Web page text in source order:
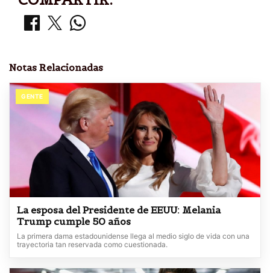
Notas Relacionadas
GENTE
La esposa del Presidente de EEUU: Melania
Trump cumple 50 años
La primera dama estadounidense llega al medio siglo de vida con una
trayectoria tan reservada como cuestionada.